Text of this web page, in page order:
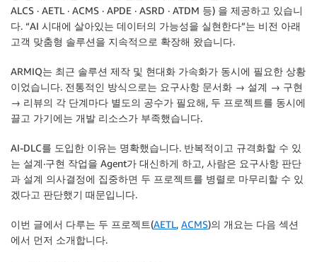
ALCS · AETL · ACMS · APDE · ASRD · ATDM 등) 을 제공하고 있습니
다. “AI 시대에 살아있는 데이터의 가능성을 실현한다”는 비전 아래
고객 맞춤형 솔루션을 지속적으로 확장해 왔습니다.
ARMIQ는 최근 솔루션 제작 및 현대화 가속화가 동시에 필요한 상황
이었습니다. 전통적인 방식으로는 요구사항 문서화 → 설계 → 구현
→ 리뷰의 각 단계마다 별도의 공수가 필요해, 두 프로젝트를 동시에
끌고 가기에는 개발 리소스가 부족했습니다.
AI-DLC를 도입한 이유는 명확했습니다. 반복적이고 규격화할 수 있
는 설계·구현 작업을 Agent가 대신하게 하고, 사람은 요구사항 판단
과 설계 의사결정에 집중하면 두 프로젝트를 병렬로 마무리할 수 있
겠다고 판단했기 때문입니다.
이번 글에서 다루는 두 프로젝트(AETL, ACMS)의 개요는 다음 섹션
에서 먼저 소개합니다.